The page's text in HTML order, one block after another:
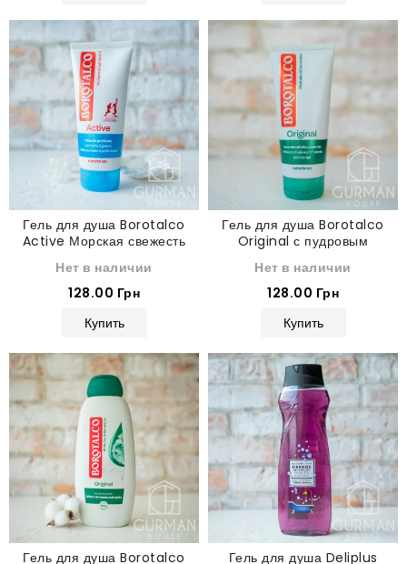
Гель для душа Borotalco
Active Морская свежесть
Нет в наличии
128.00 Грн
Купить
Гель для душа Borotalco
Original с пудровым
Нет в наличии
128.00 Грн
Купить
Гель для душа Borotalco Гель для душа Deliplus